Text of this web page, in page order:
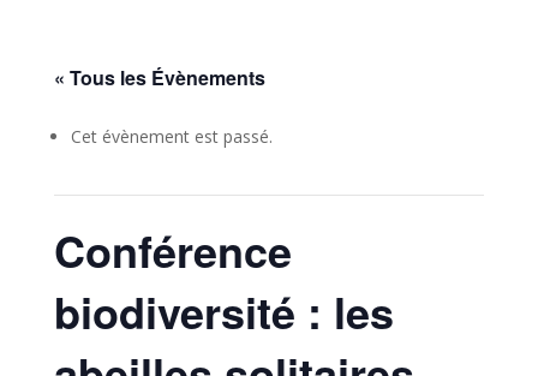
« Tous les Évènements
Cet évènement est passé.
Conférence
biodiversité : les